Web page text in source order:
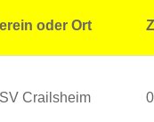
oder Ort
Crailsheim